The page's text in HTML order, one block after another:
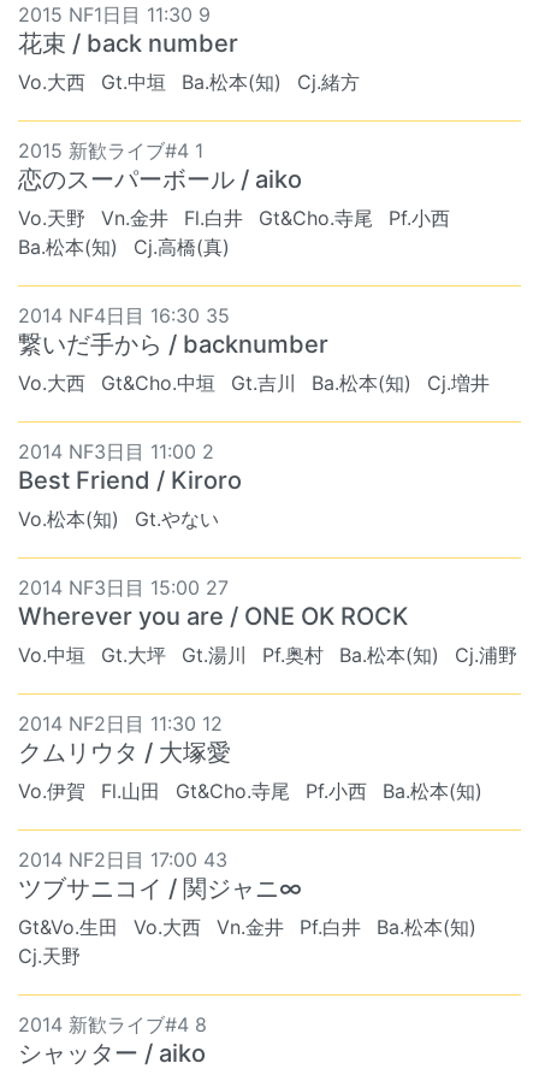
2015 NF1日目 11:30 9
花束 / back number
Vo.大西 Gt.中垣 Ba.松本(知) Cj.緒方
2015 新歓ライブ#4 1
恋のスーパーボール / aiko
Vo.天野 Vn.金井 Fl.白井 Gt&Cho.寺尾
Pf.小西
Ba.松本(知)
Cj.高橋(真)
2014 NF4日目 16:30 35
繋いだ手から / backnumber
Vo.大西 Gt&Cho.中垣 Gt.吉川 Ba.松本(知) Cj.増井
2014 NF3日目 11:00 2
Best Friend / Kiroro
Vo.松本(知) Gt.やない
2014 NF3日目 15:00 27
Wherever you are / ONE OK ROCK
Vo.中垣 Gt.大坪 Gt.湯川 Pf.奥村 Ba.松本(知) Cj.浦野
2014 NF2日目 11:30 12
クムリウタ / 大塚愛
Vo.伊賀 Fl.山田 Gt&Cho.寺尾 Pf.小西 Ba.松本(知)
2014 NF2日目 17:00 43
ツブサニコイ / 関ジャニ∞
Gt&Vo.生田 Vo.大西 Vn.金井 Pf.白井
Ba.松本(知)
Cj.天野
2014 新歓ライブ#4 8
シャッター / aiko